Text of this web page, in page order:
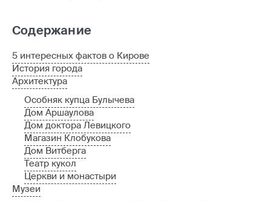
Содержание
5 интересных фактов о Кирове
История города
Архитектура
Особняк купца Булычева
Дом Аршаулова
Дом доктора Левицкого
Магазин Клобукова
Дом Витберга
Театр кукол
Церкви и монастыри
Музеи